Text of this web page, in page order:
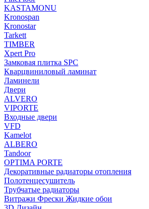
KASTAMONU
Kronospan
Kronostar
Tarkett
TIMBER
Xpert Pro
Замковая плитка SPC
Кварцвиниловый ламинат
Ламинели
Двери
ALVERO
VIPORTE
Входные двери
VFD
Kamelot
ALBERO
Tandoor
OPTIMA PORTE
Декоративные радиаторы отопления
Полотенцесушитель
Трубчатые радиаторы
Витражи Фрески Жидкие обои